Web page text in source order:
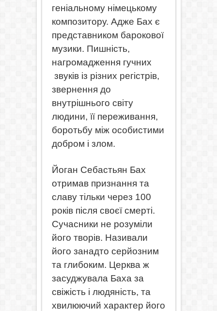
геніальному німецькому
композитору. Адже Бах є
представником барокової
музики. Пишність,
нагромадження гучних
звуків із різних регістрів,
звернення до
внутрішнього світу
людини, її переживання,
боротьбу між особистими
добром і злом.
Йоган Себастьян Бах
отримав признання та
славу тільки через 100
років після своєї смерті.
Сучасники не розуміли
його творів. Називали
його занадто серйозним
та глибоким. Церква ж
засуджувала Баха за
свіжість і людяність, та
хвилюючий характер його